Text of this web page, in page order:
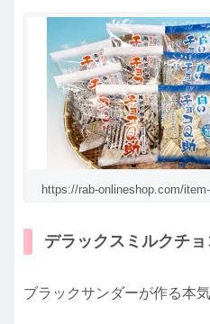
https://rab-onlineshop.com/
デラックスミルクチョ
ブラックサンダーが作る本